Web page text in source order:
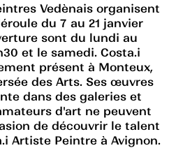
Vedènais organisent
du 7 au 21 janvier
sont du lundi au
et le samedi. Costa.i
présent à Monteux,
des Arts. Ses œuvres
dans des galeries et
d'art ne peuvent
de découvrir le talent
Artiste Peintre à Avignon.